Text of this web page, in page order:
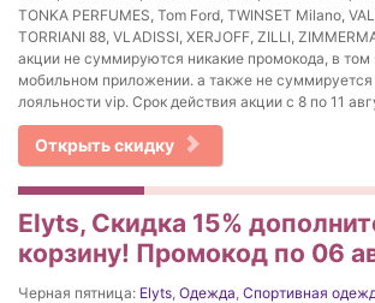
TONKA PERFUMES, Tom Ford, TWINSET Milano,
TORRIANI 88, VLADISSI, XERJOFF, ZILLI,
акции не суммируются никакие промокода, в том
мобильном приложении. а также не суммируется
лояльности vip. Срок действия акции с 8 по 11
Открыть скидку
Elyts, Скидка 15%
корзину! Промокод по 06
Черная пятница: Elyts Одежда Спортивная